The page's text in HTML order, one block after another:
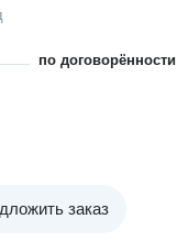
по договорённости
заказ